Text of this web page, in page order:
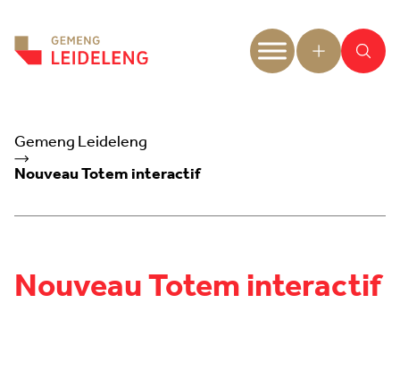
Gemeng Leideleng
Nouveau Totem interactif
Nouveau Totem interactif